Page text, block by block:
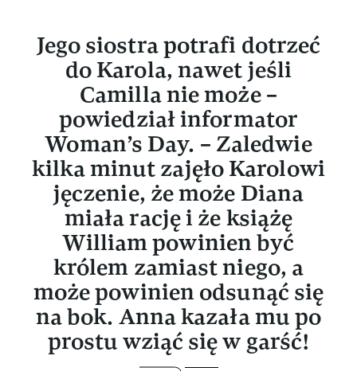
Jego siostra potrafi dotrzeć
do Karola, nawet jeśli
Camilla nie może –
powiedział informator
Woman’s Day. – Zaledwie
kilka minut zajęło Karolowi
jęczenie, że może Diana
miała rację i że książę
William powinien być
królem zamiast niego, a
może powinien odsunąć się
na bok. Anna kazała mu po
prostu wziąć się w garść!